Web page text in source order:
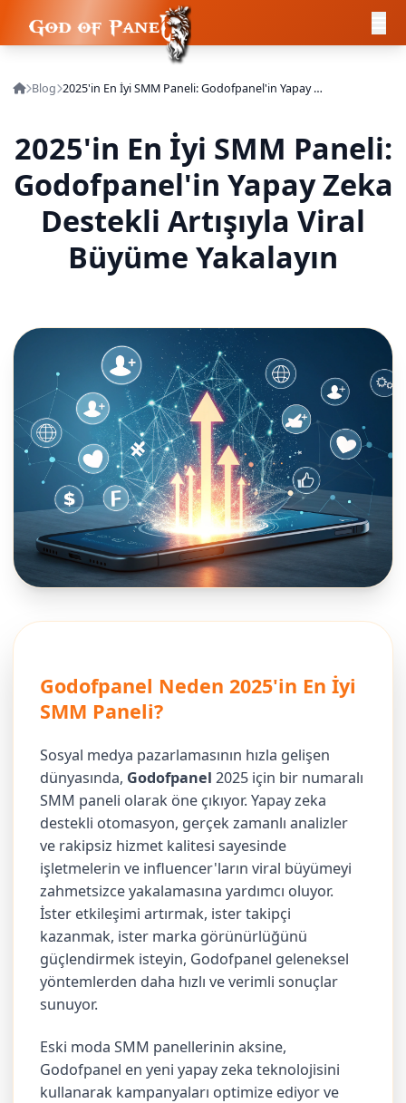
Blog 2025'in En İyi SMM Paneli: Godofpanel'in Yapay Zeka Destekli Artışıyla Viral Büyüme Yakalayın
2025'in En İyi SMM Paneli:
Godofpanel'in Yapay Zeka
Destekli Artışıyla Viral
Büyüme Yakalayın
Godofpanel Neden 2025'in En İyi
SMM Paneli?
Sosyal medya pazarlamasının hızla gelişen
dünyasında, Godofpanel 2025 için bir numaralı
SMM paneli olarak öne çıkıyor. Yapay zeka
destekli otomasyon, gerçek zamanlı analizler
ve rakipsiz hizmet kalitesi sayesinde
işletmelerin ve influencer'ların viral büyümeyi
zahmetsizce yakalamasına yardımcı oluyor.
İster etkileşimi artırmak, ister takipçi
kazanmak, ister marka görünürlüğünü
güçlendirmek isteyin, Godofpanel geleneksel
yöntemlerden daha hızlı ve verimli sonuçlar
sunuyor.
Eski moda SMM panellerinin aksine,
Godofpanel en yeni yapay zeka teknolojisini
kullanarak kampanyaları optimize ediyor ve